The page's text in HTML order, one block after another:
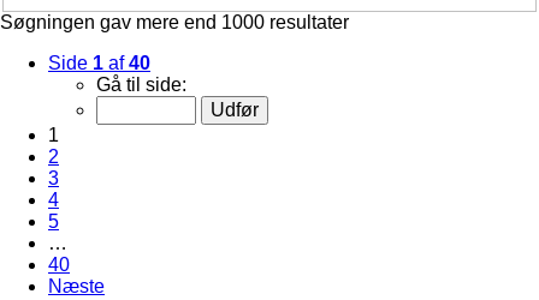
Søgningen gav mere end 1000 resultater
Side 1 af40
Gå til side:
1
2
3
4
5
…
40
Næste